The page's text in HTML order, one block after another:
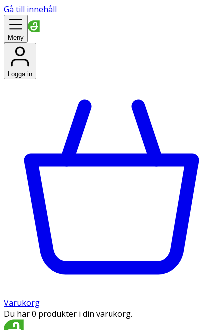
Gå till innehåll
Meny
Logga in
Varukorg
Du har 0 produkter i din varukorg.